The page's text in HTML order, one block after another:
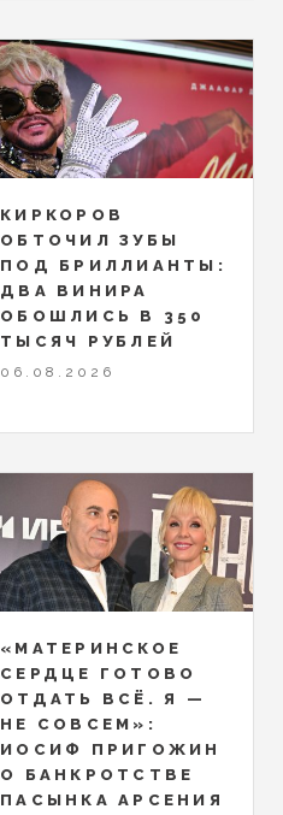
КИРКОРОВ
ОБТОЧИЛ ЗУБЫ
ПОД БРИЛЛИАНТЫ:
ДВА ВИНИРА
ОБОШЛИСЬ В 350
ТЫСЯЧ РУБЛЕЙ
06.08.2026
«МАТЕРИНСКОЕ
СЕРДЦЕ ГОТОВО
ОТДАТЬ ВСЁ. Я —
НЕ СОВСЕМ»:
ИОСИФ ПРИГОЖИН
О БАНКРОТСТВЕ
ПАСЫНКА АРСЕНИЯ